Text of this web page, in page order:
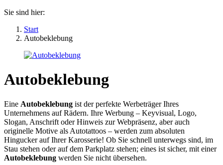
Sie sind hier:
Start
Autobeklebung
Autobeklebung
Eine Autobeklebung ist der perfekte Werbeträger Ihres
Unternehmens auf Rädern. Ihre Werbung – Keyvisual, Logo,
Slogan, Anschrift oder Hinweis zur Webpräsenz, aber auch
originelle Motive als Autotattoos – werden zum absoluten
Hingucker auf Ihrer Karosserie! Ob Sie schnell unterwegs sind, im
Stau stehen oder auf dem Parkplatz stehen; eines ist sicher, mit einer
Autobeklebung werden Sie nicht übersehen.